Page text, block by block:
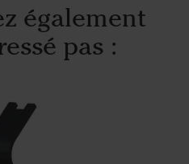
également
pas :